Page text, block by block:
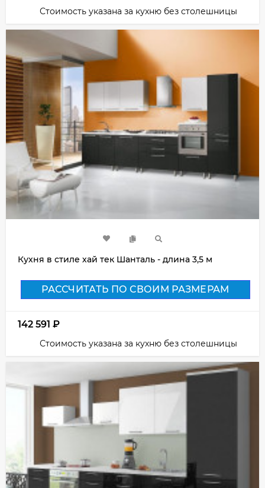
Стоимость указана за кухню без столешницы
Кухня в стиле хай тек Шанталь - длина 3,5 м
РАССЧИТАТЬ ПО СВОИМ РАЗМЕРАМ
142 591 ₽
Стоимость указана за кухню без столешницы